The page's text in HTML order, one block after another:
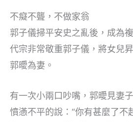
不癡不聾，不做家翁
郭子儀掃平安史之亂後，成為
代宗非常敬重郭子儀，將女兒
郭曖為妻。
有一次小兩口吵嘴，郭曖見妻
憤懣不平的說：“你有甚麼了不